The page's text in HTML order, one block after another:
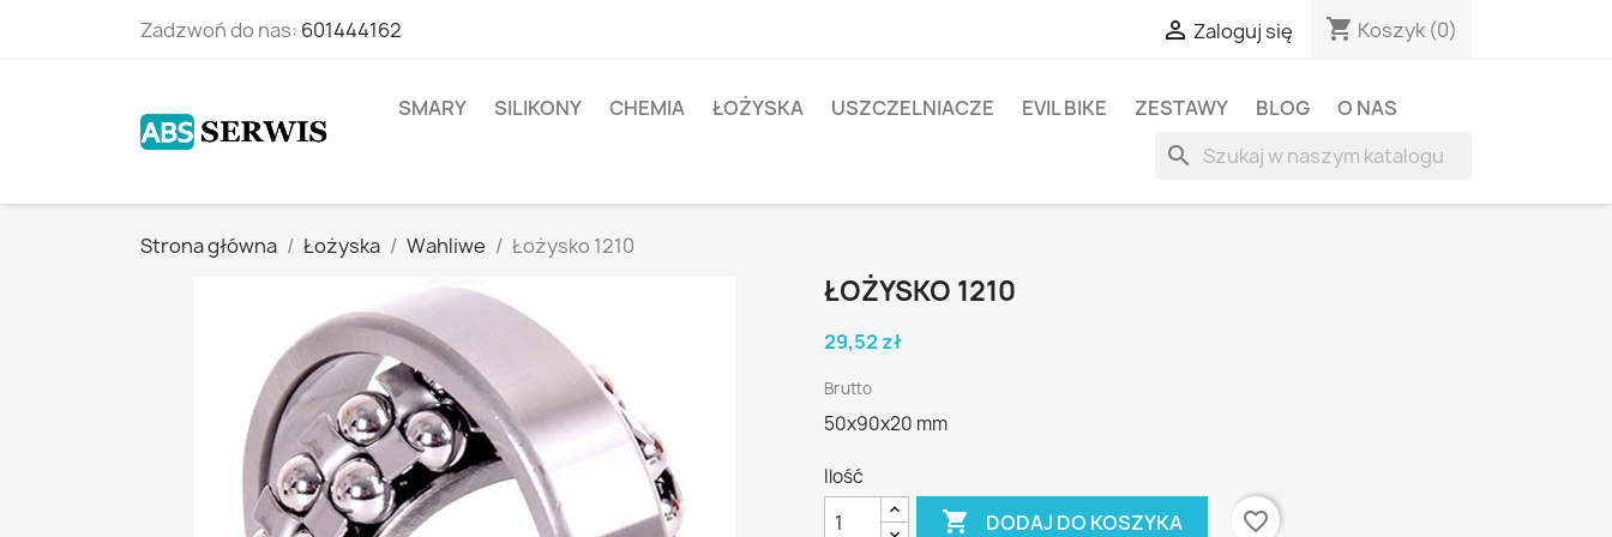
Zadzwoń do nas: 601444162  Zaloguj się shopping_cart Koszyk (0)
SMARY SILIKONY CHEMIA ŁOŻYSKA USZCZELNIACZE EVIL BIKE ZESTAWY BLOG O NAS
search
Strona główna Łożyska Wahliwe Łożysko 1210
ŁOŻYSKO 1210
29,52 zł
Brutto
50x90x20 mm
Ilość
 DODAJ DO KOSZYKA favorite_border